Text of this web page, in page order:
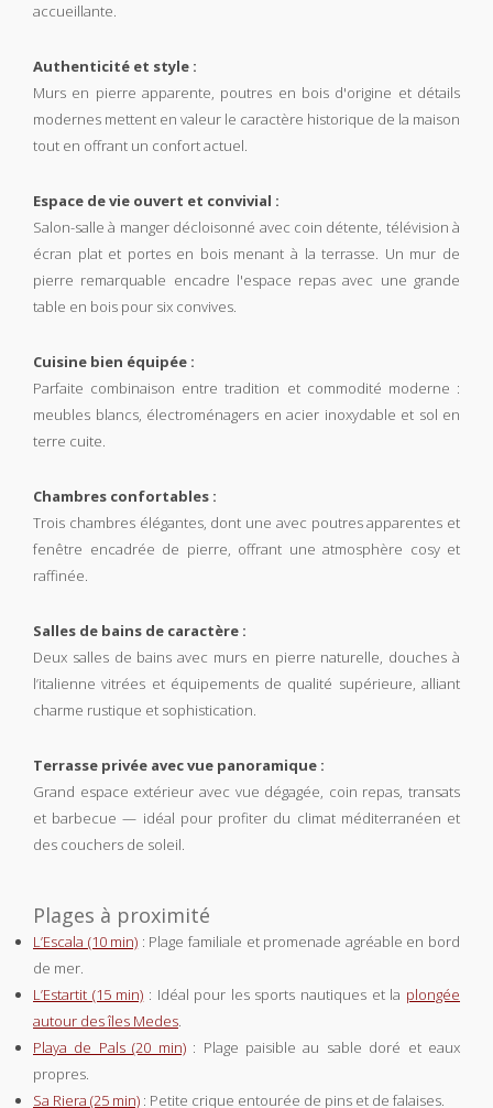
accueillante.
Authenticité et style :
Murs en pierre apparente, poutres en bois d'origine et détails
modernes mettent en valeur le caractère historique de la maison
tout en offrant un confort actuel.
Espace de vie ouvert et convivial :
Salon-salle à manger décloisonné avec coin détente, télévision à
écran plat et portes en bois menant à la terrasse. Un mur de
pierre remarquable encadre l'espace repas avec une grande
table en bois pour six convives.
Cuisine bien équipée :
Parfaite combinaison entre tradition et commodité moderne :
meubles blancs, électroménagers en acier inoxydable et sol en
terre cuite.
Chambres confortables :
Trois chambres élégantes, dont une avec poutres apparentes et
fenêtre encadrée de pierre, offrant une atmosphère cosy et
raffinée.
Salles de bains de caractère :
Deux salles de bains avec murs en pierre naturelle, douches à
l’italienne vitrées et équipements de qualité supérieure, alliant
charme rustique et sophistication.
Terrasse privée avec vue panoramique :
Grand espace extérieur avec vue dégagée, coin repas, transats
et barbecue — idéal pour profiter du climat méditerranéen et
des couchers de soleil.
Plages à proximité
L’Escala (10 min) : Plage familiale et promenade agréable en bord
de mer.
L’Estartit (15 min) : Idéal pour les sports nautiques et la plongée
autour des îles Medes.
Playa de Pals (20 min): Plage paisible au sable doré et eaux
propres.
Sa Riera (25 min) : Petite crique entourée de pins et de falaises.